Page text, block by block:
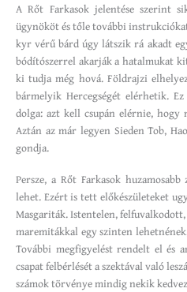
A Rőt Farkasok jelentése szerint
ügynököt és tőle további
kyr vérű bárd úgy látszik rá akadt
bódítószerrel akarják a hatalmukat
ki tudja még hová. Földrajzi
bármelyik Hercegségét elérhetik.
dolga: azt kell csupán elérnie, hogy
Aztán az már legyen Sieden Tob,
gondja.
Persze, a Rőt Farkasok
lehet. Ezért is tett előkészületeket
Masgariták. Istentelen,
maremitákkal egy szinten
További megfigyelést rendelt el és
csapat felbérlését a szektával való
számok törvénye mindig nekik